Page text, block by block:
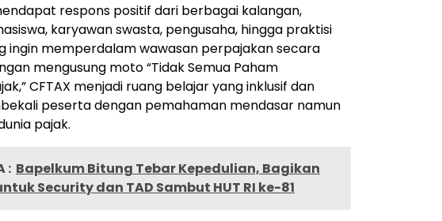
respons positif dari berbagai kalangan,
karyawan swasta, pengusaha, hingga praktisi
ingin memperdalam wawasan perpajakan secara
mengusung moto “Tidak Semua Paham
CFTAX menjadi ruang belajar yang inklusif dan
peserta dengan pemahaman mendasar namun
pajak.
: Bapelkum Bitung Tebar Kepedulian, Bagikan
Security dan TAD Sambut HUT RI ke-81